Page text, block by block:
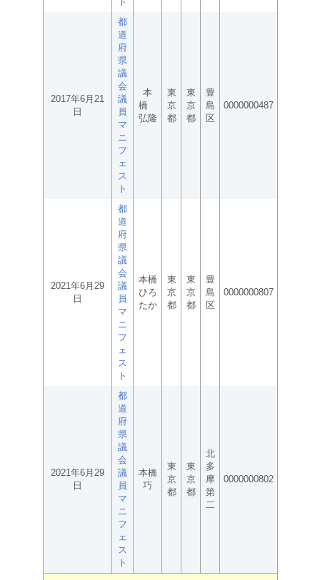
2017年6月21
日
都
道
府
県
議
会
議
員
マ
ニ
フ
ェ
ス
ト
本
橋
弘隆
東
京
都
東
京
都
豊
島
区
0000000487
2021年6月29
日
都
道
府
県
議
会
議
員
マ
ニ
フ
ェ
ス
ト
本橋
ひろ
たか
東
京
都
東
京
都
豊
島
区
0000000807
2021年6月29
日
都
道
府
県
議
会
議
員
マ
ニ
フ
ェ
ス
ト
本橋
巧
東
京
都
東
京
都
北
多
摩
第
二
0000000802